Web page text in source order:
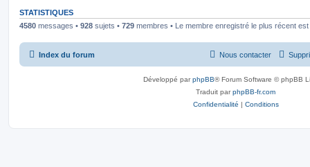
STATISTIQUES
4580 messages • 928 sujets • 729 membres • Le membre enregistré le plus récent est
Index du forum Nous contacter
Développé parphpBB® Forum Software © phpBB
Traduit parphpBB-fr.com
Confidentialité | Conditions